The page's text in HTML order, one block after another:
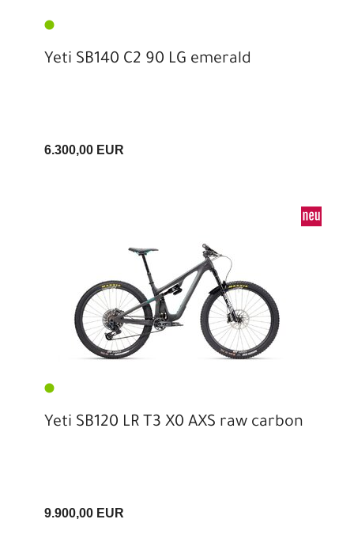
Yeti SB140 C2 90 LG emerald
6.300,00 EUR
Yeti SB120 LR T3 X0 AXS raw carbon
9.900,00 EUR